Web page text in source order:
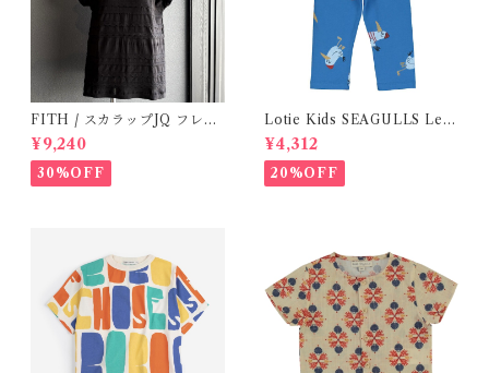
FITH / スカラップJQ フレン
チスリーブTシャツ (Black) /
Size 1・2
¥9,240
30%OFF
Lotie Kids SEAGULLS Leg
gings ( 6m- 24m )
¥4,312
20%OFF